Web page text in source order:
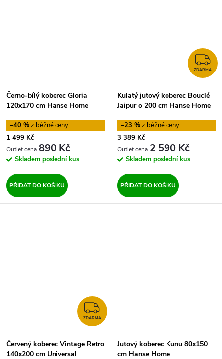
Černo-bílý koberec Gloria
120x170 cm Hanse Home
–40 %
1 499 Kč
890 Kč
Skladem poslední kus
PŘIDAT DO KOŠÍKU
ZDARMA
Kulatý jutový koberec Bouclé
Jaipur o 200 cm Hanse Home
–23 %
3 389 Kč
2 590 Kč
Skladem poslední kus
PŘIDAT DO KOŠÍKU
ZDARMA
ZDARMA
Červený koberec Vintage Retro
140x200 cm Universal
Jutový koberec Kunu 80x150
cm Hanse Home